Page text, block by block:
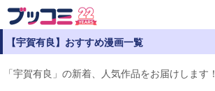
【宇賀有良】おすすめ漫画一覧
「宇賀有良」の新着、人気作品をお届けします！